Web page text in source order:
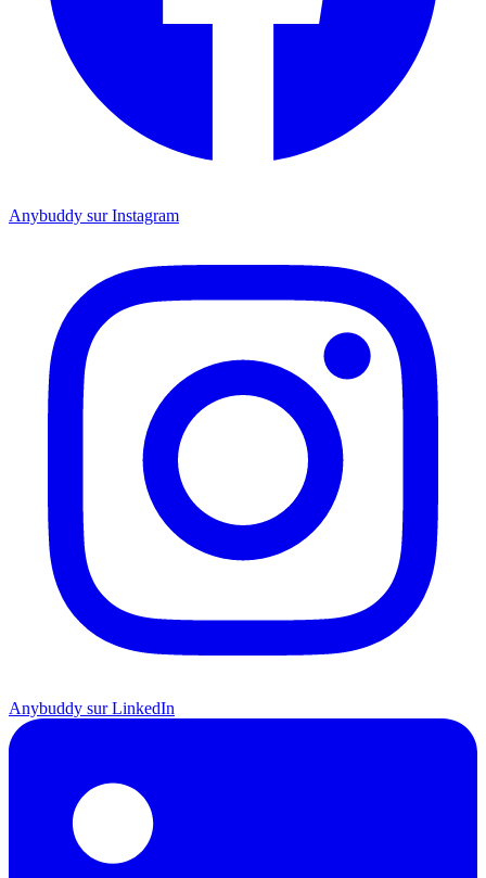
Anybuddy sur Instagram
Anybuddy sur LinkedIn